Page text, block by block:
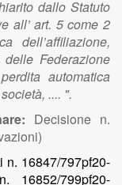
dallo Statuto
all’ art. 5 come 2
dell’affiliazione,
Federazione
automatica
.... ".
Decisione n.
n. 16847/797pf20-
799pf20-